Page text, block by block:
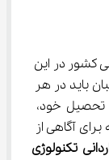
غیرانتفاعی کشور در این
داوطلبان باید در هر
خود،
آگاهی از
ﺗﻜﻨﻮﻟﻮژی